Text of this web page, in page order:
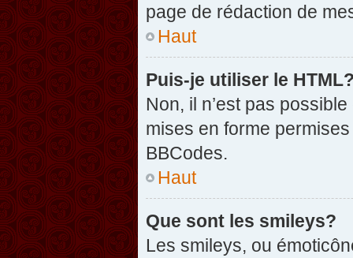
page de rédaction de
Haut
Puis-je utiliser le
Non, il n’est pas
mises en forme
BBCodes.
Haut
Que sont les smileys?
Les smileys, ou